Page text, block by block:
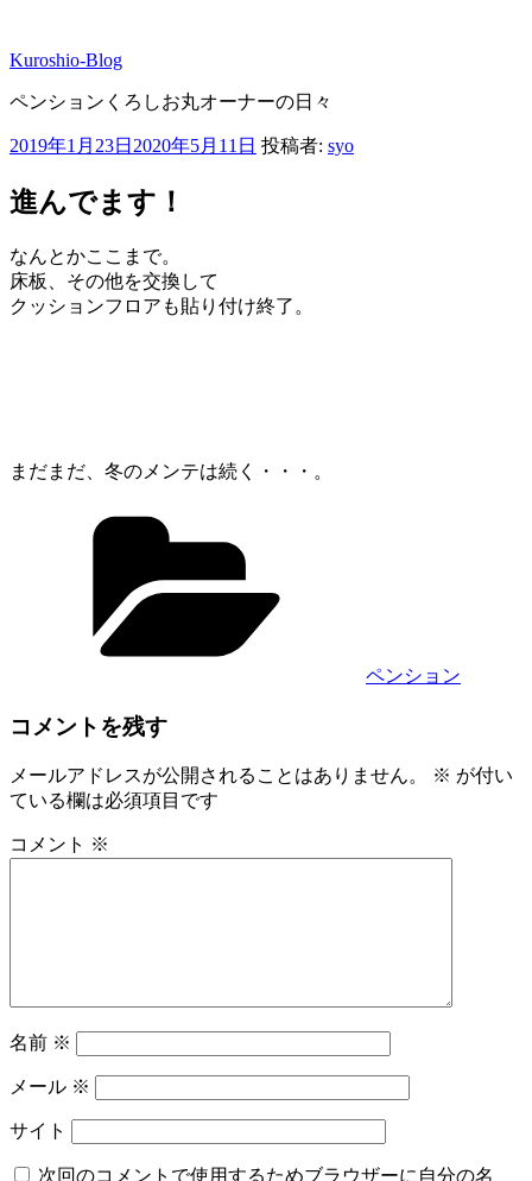
テ
ン
へ
キ
ッ
プ
Kuroshio-Blog
ペンションくろしお丸オーナーの日々
投
日:
2019年1月23日 2020年5月11日 投稿者: syo
進んでます！
なんとかここまで。
床板、その他を交換して
クッションフロアも貼り付け終了。
まだまだ、冬のメンテは続く・・・。
ペンション
コメントを残す
メールアドレスが公開されることはありません。 ※ が付い
ている欄は必須項目です
コメント ※
名前 ※
メール ※
サイト
次回のコメントで使用するためブラウザーに自分の名